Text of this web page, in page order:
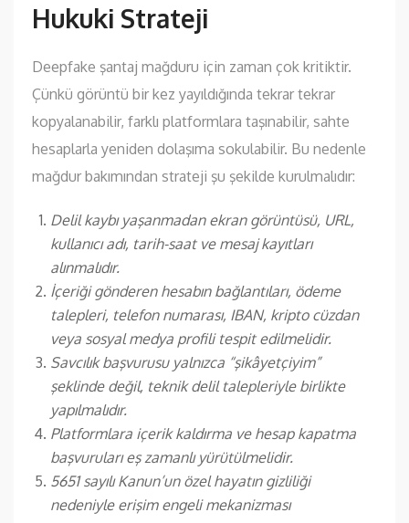
Hukuki Strateji
Deepfake şantaj mağduru için zaman çok kritiktir.
Çünkü görüntü bir kez yayıldığında tekrar tekrar
kopyalanabilir, farklı platformlara taşınabilir, sahte
hesaplarla yeniden dolaşıma sokulabilir. Bu nedenle
mağdur bakımından strateji şu şekilde kurulmalıdır:
Delil kaybı yaşanmadan ekran görüntüsü, URL,
kullanıcı adı, tarih-saat ve mesaj kayıtları
alınmalıdır.
İçeriği gönderen hesabın bağlantıları, ödeme
talepleri, telefon numarası, IBAN, kripto cüzdan
veya sosyal medya profili tespit edilmelidir.
Savcılık başvurusu yalnızca “şikâyetçiyim”
şeklinde değil, teknik delil talepleriyle birlikte
yapılmalıdır.
Platformlara içerik kaldırma ve hesap kapatma
başvuruları eş zamanlı yürütülmelidir.
5651 sayılı Kanun’un özel hayatın gizliliği
nedeniyle erişim engeli mekanizması